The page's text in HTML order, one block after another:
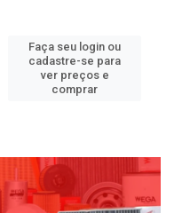
Faça seu login ou
cadastre-se para
ver preços e
comprar